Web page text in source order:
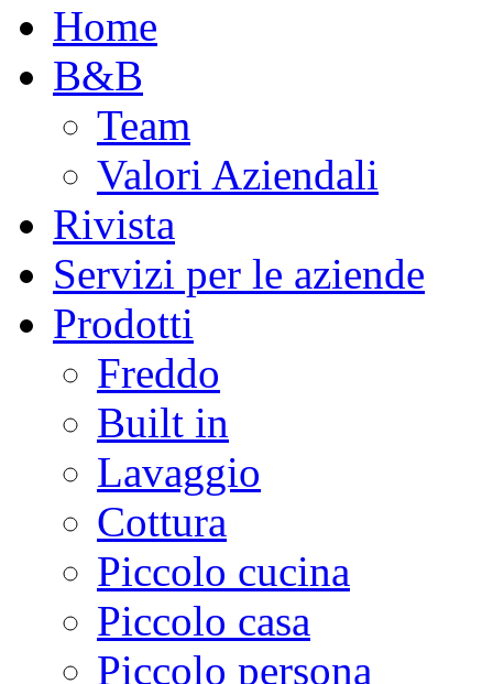
Home
B&B
Team
Valori Aziendali
Rivista
Servizi per le aziende
Prodotti
Freddo
Built in
Lavaggio
Cottura
Piccolo cucina
Piccolo casa
Piccolo persona